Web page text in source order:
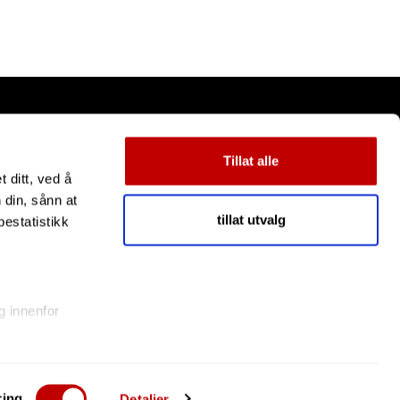
ditt, ved å
din, sånn at
innenfor
Tillat alle
tillat utvalg